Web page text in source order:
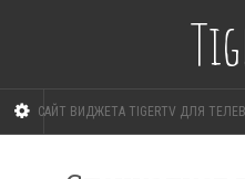
САЙТ ВИДЖЕТА TIGERTV ДЛЯ